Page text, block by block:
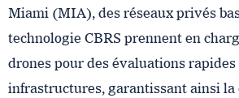
Miami (MIA), des réseaux privés
technologie CBRS prennent en
drones pour des évaluations rapides
infrastructures, garantissant ainsi la